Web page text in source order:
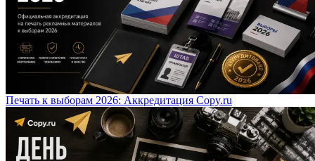
Печать к выборам 2026: Аккредитация Copy.ru